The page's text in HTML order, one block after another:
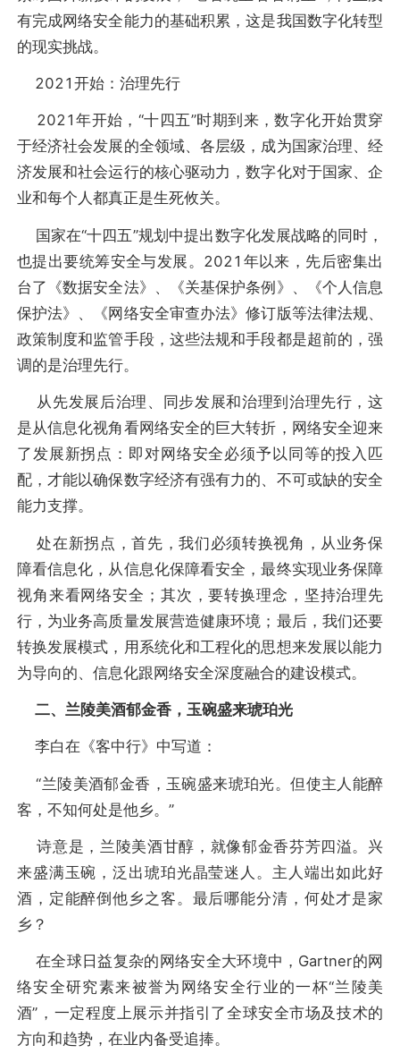
有完成网络安全能力的基础积累，这是我国数字化转型
的现实挑战。
2021开始：治理先行
2021年开始，“十四五”时期到来，数字化开始贯穿
于经济社会发展的全领域、各层级，成为国家治理、经
济发展和社会运行的核心驱动力，数字化对于国家、企
业和每个人都真正是生死攸关。
国家在“十四五”规划中提出数字化发展战略的同时，
也提出要统筹安全与发展。2021年以来，先后密集出
台了《数据安全法》、《关基保护条例》、《个人信息
保护法》、《网络安全审查办法》修订版等法律法规、
政策制度和监管手段，这些法规和手段都是超前的，强
调的是治理先行。
从先发展后治理、同步发展和治理到治理先行，这
是从信息化视角看网络安全的巨大转折，网络安全迎来
了发展新拐点：即对网络安全必须予以同等的投入匹
配，才能以确保数字经济有强有力的、不可或缺的安全
能力支撑。
处在新拐点，首先，我们必须转换视角，从业务保
障看信息化，从信息化保障看安全，最终实现业务保障
视角来看网络安全；其次，要转换理念，坚持治理先
行，为业务高质量发展营造健康环境；最后，我们还要
转换发展模式，用系统化和工程化的思想来发展以能力
为导向的、信息化跟网络安全深度融合的建设模式。
二、兰陵美酒郁金香，玉碗盛来琥珀光
李白在《客中行》中写道：
“兰陵美酒郁金香，玉碗盛来琥珀光。但使主人能醉
客，不知何处是他乡。”
诗意是，兰陵美酒甘醇，就像郁金香芬芳四溢。兴
来盛满玉碗，泛出琥珀光晶莹迷人。主人端出如此好
酒，定能醉倒他乡之客。最后哪能分清，何处才是家
乡？
在全球日益复杂的网络安全大环境中，Gartner的网
络安全研究素来被誉为网络安全行业的一杯“兰陵美
酒”，一定程度上展示并指引了全球安全市场及技术的
方向和趋势，在业内备受追捧。